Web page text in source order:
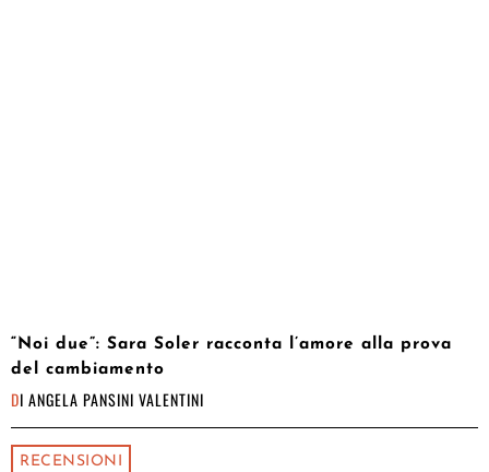
“Noi due”: Sara Soler racconta l’amore alla prova
del cambiamento
DI ANGELA PANSINI VALENTINI
RECENSIONI